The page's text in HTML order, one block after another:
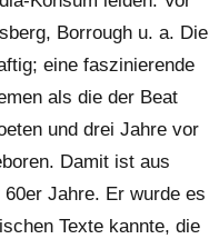
Borrough u. a. Die
eine faszinierende
als die der Beat
und drei Jahre vor
Damit ist aus
Jahre. Er wurde es
Texte kannte, die